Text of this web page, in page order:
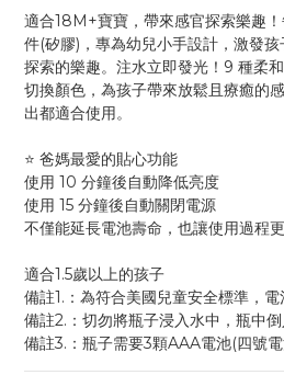
適合18M+寶寶，帶來感官探索樂趣
件(矽膠)，專為幼兒小手設計，激發
探索的樂趣。注水立即發光！9 種柔
切換顏色，為孩子帶來放鬆且療癒的
出都適合使用。
⭐ 爸媽最愛的貼心功能
使用 10 分鐘後自動降低亮度
使用 15 分鐘後自動關閉電源
不僅能延長電池壽命，也讓使用過程更
適合1.5歲以上的孩子
備註1.：為符合美國兒童安全標準，
備註2.：切勿將瓶子浸入水中，瓶中
備註3.：瓶子需要3顆AAA電池(四號